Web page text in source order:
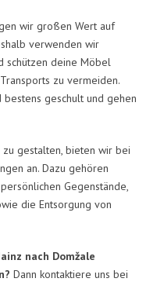
wir großen Wert auf
verwenden wir
schützen deine Möbel
zu vermeiden.
geschult und gehen
gestalten, bieten wir bei
an. Dazu gehören
Gegenstände,
die Entsorgung von
nach Domžale
Dann kontaktiere uns bei